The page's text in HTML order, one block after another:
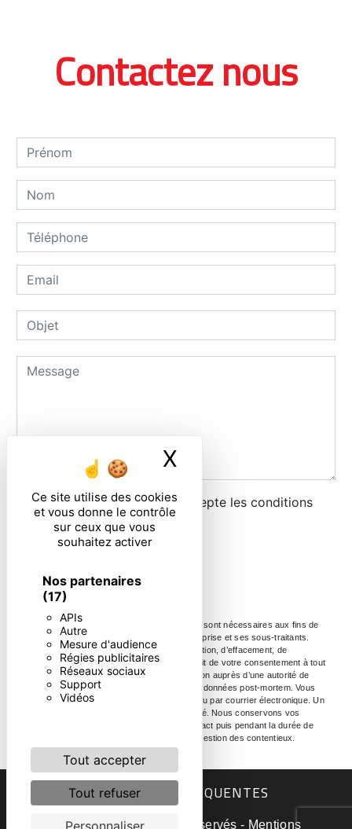
Ce site utilise des cookies
et vous donne le contrôle
sur ceux que vous
souhaitez activer
Nos partenaires
(17)
APIs
Autre
Mesure d'audience
Régies publicitaires
Réseaux sociaux
Support
Vidéos
Tout accepter
Tout refuser
Personnaliser
X
Contactez nous
En cochant cette case, j'accepte les conditions
particulières ci-dessous **
** Les données personnelles communiquées sont nécessaires aux fins de
vous contacter. Elles sont destinées à l'entreprise et ses sous-traitants.
Vous disposez de droits d’accès, de rectification, d’effacement, de
portabilité, de limitation, d’opposition, de retrait de votre consentement à tout
moment et du droit d’introduire une réclamation auprès d’une autorité de
contrôle, ainsi que d’organiser le sort de vos données post-mortem. Vous
pouvez exercer ces droits par voie postale ou par courrier électronique. Un
justificatif d'identité pourra vous être demandé. Nous conservons vos
données pendant la période de prise de contact puis pendant la durée de
prescription légale aux fins probatoire et de gestion des contentieux.
RECHERCHES FRÉQUENTES
Vistalid- 2026 - Tous droits réservés - Mentions